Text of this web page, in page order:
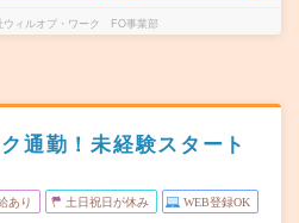
ウィルオブ・ワーク FO事業部
通勤！未経験スタート
あり 土日祝日が休み WEB登録OK